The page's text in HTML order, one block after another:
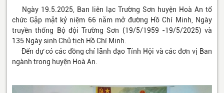
Ngày 19.5.2025, Ban liên lạc Trường Sơn huyện Hoà An tổ
chức Gặp mặt kỷ niệm 66 năm mở đường Hồ Chí Minh, Ngày
truyền thống Bộ đội Trường Sơn (19/5/1959 -19/5/2025) và
135 Ngày sinh Chủ tịch Hồ Chí Minh.
Đến dự có các đồng chí lãnh đạo Tỉnh Hội và các đơn vị Ban
ngành trong huyện Hoà An.